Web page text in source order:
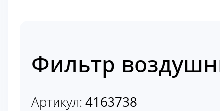
Фильтр
Артикул: 4163738